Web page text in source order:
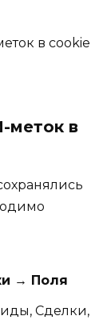
в cookie
меток в
→ Поля
Сделки,